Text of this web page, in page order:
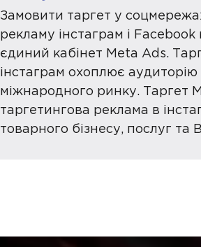
Замовити таргет у
рекламу інстаграм і
єдиний кабінет Meta Ads.
інстаграм охоплює аудиторію
міжнародного ринку. Таргет
таргетингова реклама в
товарного бізнесу, послуг та